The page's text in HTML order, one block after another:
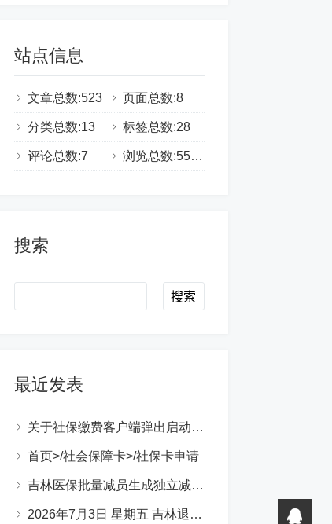
站点信息
文章总数:523 页面总数:8
分类总数:13 标签总数:28
评论总数:7 浏览总数:555334
搜索
Search
最近发表
关于社保缴费客户端弹出启动错误提示（0xc000007b）
首页>/社会保障卡>/社保卡申请
吉林医保批量减员生成独立减员表图片
2026年7月3日 星期五 吉林退休一件事 材料说明 （转载）